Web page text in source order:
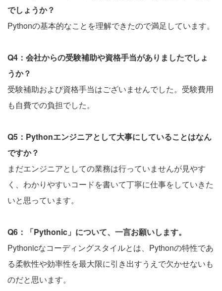
でしょうか？
Pythonの基本的なことを理解できたので満足しています。
Q4：会社からの受験補助や資格手当がありましたでしょ
うか？
受験補助および資格手当はございませんでした。受験費用
も自費での負担でした。
Q5：Pythonエンジニアとして大事にしていることはなん
ですか？
まだエンジニアとしての業務は行っていませんが見やす
く、わかりやすいコードを書いて丁寧に仕事をしていきた
いと思っています。
Q6：「Pythonic」について、一言お願いします。
Pythonicなコーディングスタイルとは、Pythonの特性であ
る柔軟性や効率性を最大限に引き出すうえで欠かせないも
のだと思います。